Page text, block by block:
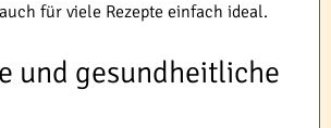
für viele Rezepte einfach ideal.
und gesundheitliche